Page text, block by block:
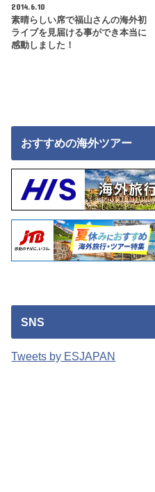
2014.6.10
素晴らしい席で福山さんの海外初
ライブを見届ける事ができ本当に
感動しました！
おすすめの海外ツアー
SNS
Tweets by ESJAPAN